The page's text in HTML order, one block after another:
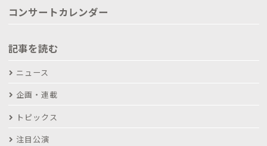
コンサートカレンダー
記事を読む
ニュース
企画・連載
トピックス
注目公演